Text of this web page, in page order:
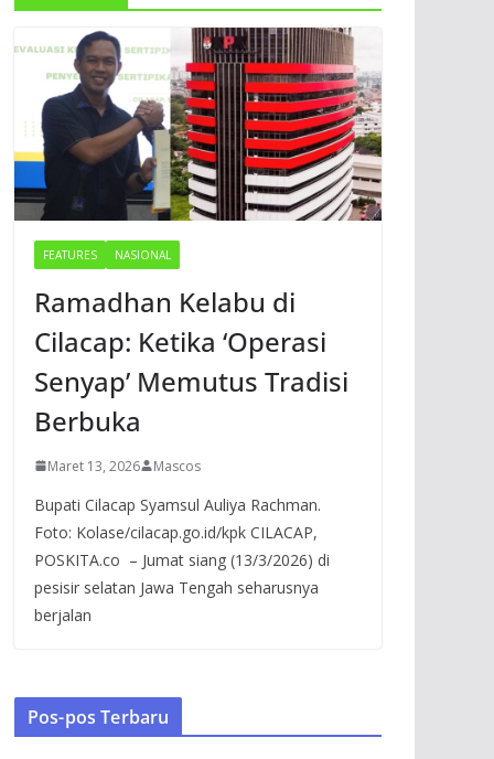
FEATURES NASIONAL
Ramadhan Kelabu di
Cilacap: Ketika ‘Operasi
Senyap’ Memutus Tradisi
Berbuka
Maret 13, 2026 Mascos
Bupati Cilacap Syamsul Auliya Rachman.
Foto: Kolase/cilacap.go.id/kpk CILACAP,
POSKITA.co – Jumat siang (13/3/2026) di
pesisir selatan Jawa Tengah seharusnya
berjalan
Pos-pos Terbaru